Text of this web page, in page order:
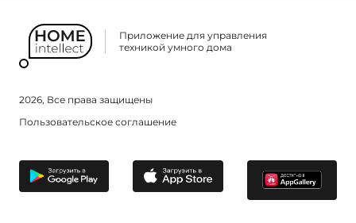
2026, Все права защищены
Пользовательское соглашение
Приложение для управления
техникой умного дома